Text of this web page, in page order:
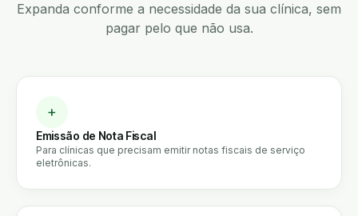
Expanda conforme a necessidade da sua clínica, sem
pagar pelo que não usa.
+
Emissão de Nota Fiscal
Para clínicas que precisam emitir notas fiscais de serviço
eletrônicas.